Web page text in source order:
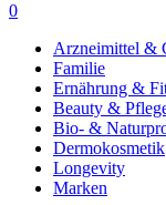
0
Arzneimittel &
Familie
Ernährung &
Beauty &
Bio- &
Dermokosmetik
Longevity
Marken